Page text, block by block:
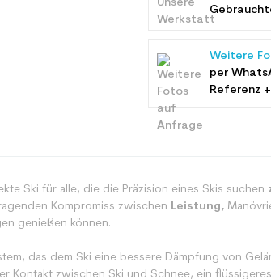
Weitere
per
Referenz
Ski für alle, die die Präzision eines Skis suchen
Kompromiss zwischen Leistung,
genießen können.
das dem Ski eine bessere Dämpfung von
Kontakt zwischen Ski und Schnee, ein